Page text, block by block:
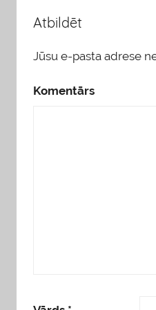
Atbildēt
Jūsu e-pasta adrese
Komentārs